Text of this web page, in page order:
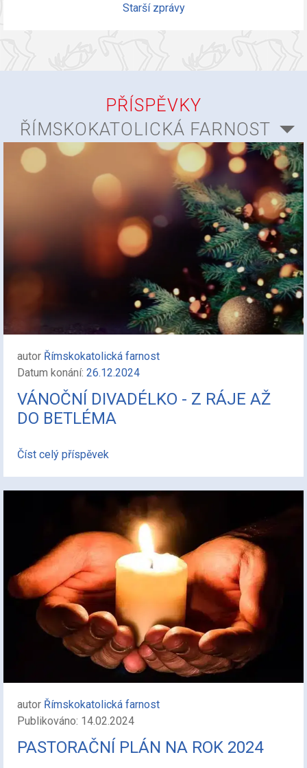
Starší zprávy
PŘÍSPĚVKY
ŘÍMSKOKATOLICKÁ FARNOST
autor Římskokatolická farnost
Datum konání: 26.12.2024
VÁNOČNÍ DIVADÉLKO - Z RÁJE AŽ
DO BETLÉMA
Číst celý příspěvek
autor Římskokatolická farnost
Publikováno: 14.02.2024
PASTORAČNÍ PLÁN NA ROK 2024